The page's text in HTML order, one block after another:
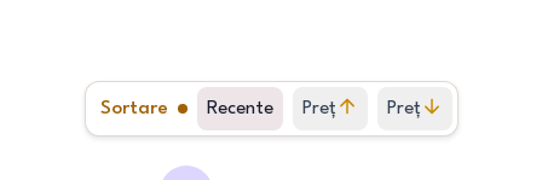
Sortare Recente Preț
crescător
Preț
descrescător